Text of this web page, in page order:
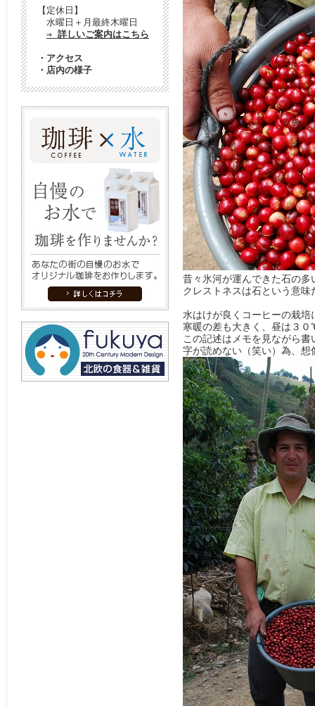
昔々氷河が運んできた石の多
クレストネスは石という意
水はけが良くコーヒーの栽
寒暖の差も大きく、昼は３
この記述はメモを見ながら
字が読めない（笑い）為、
【定休日】
水曜日＋月最終木曜日
⇒ 詳しいご案内はこちら
・ アクセス
・ 店内の様子